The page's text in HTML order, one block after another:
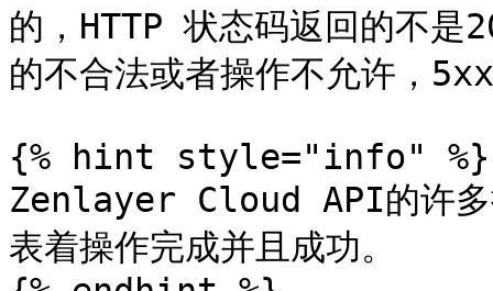
的，HTTP 状态码返回的不
的不合法或者操作不允许，
{% hint style="info" %}
Zenlayer Cloud API的许多
表着操作完成并且成功。